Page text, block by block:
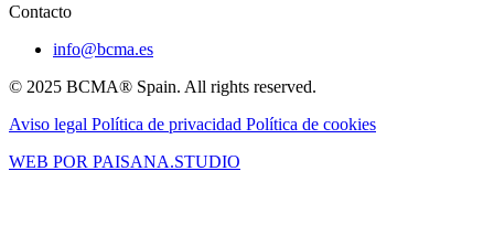
Contacto
info@bcma.es
© 2025 BCMA® Spain. All rights reserved.
Aviso legal Política de privacidad Política de cookies
WEB POR PAISANA.STUDIO